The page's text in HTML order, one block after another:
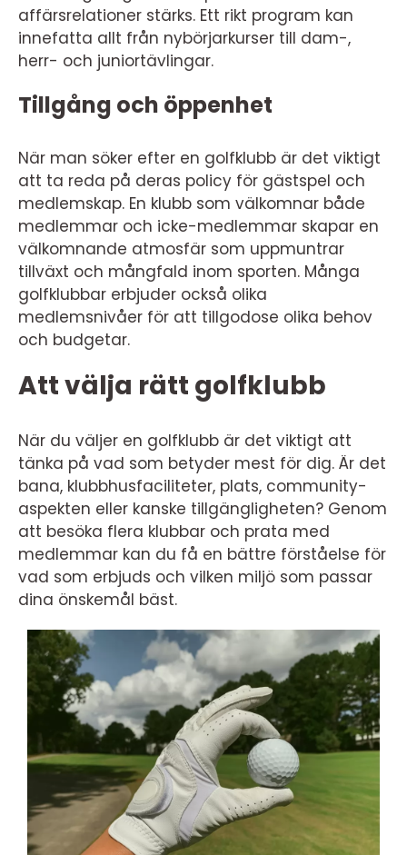
affärsrelationer stärks. Ett rikt program kan
innefatta allt från nybörjarkurser till dam-,
herr- och juniortävlingar.
Tillgång och öppenhet
När man söker efter en golfklubb är det viktigt
att ta reda på deras policy för gästspel och
medlemskap. En klubb som välkomnar både
medlemmar och icke-medlemmar skapar en
välkomnande atmosfär som uppmuntrar
tillväxt och mångfald inom sporten. Många
golfklubbar erbjuder också olika
medlemsnivåer för att tillgodose olika behov
och budgetar.
Att välja rätt golfklubb
När du väljer en golfklubb är det viktigt att
tänka på vad som betyder mest för dig. Är det
bana, klubbhusfaciliteter, plats, community-
aspekten eller kanske tillgängligheten? Genom
att besöka flera klubbar och prata med
medlemmar kan du få en bättre förståelse för
vad som erbjuds och vilken miljö som passar
dina önskemål bäst.